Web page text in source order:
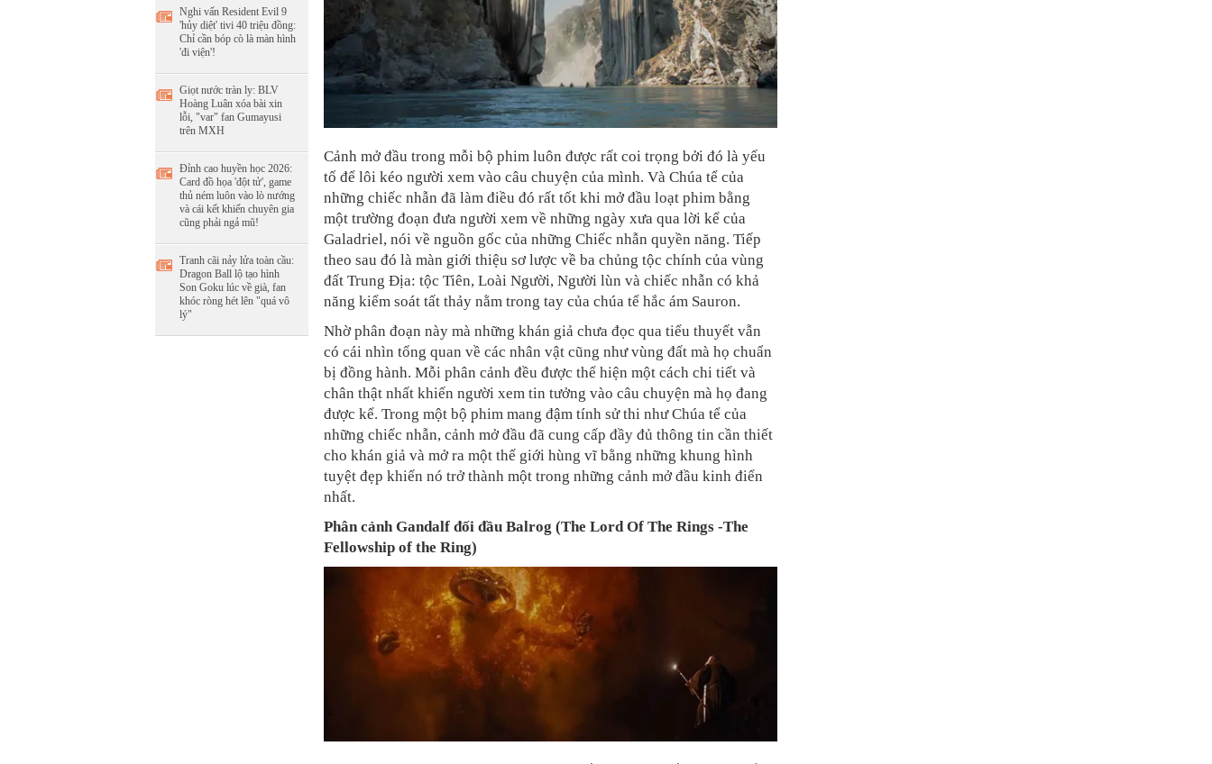
Nghi vấn Resident Evil 9
'hủy diệt' tivi 40 triệu đồng:
Chỉ cần bóp cò là màn hình
'đi viện'!
Giọt nước tràn ly: BLV
Hoàng Luân xóa bài xin
lỗi, "var" fan Gumayusi
trên MXH
Đỉnh cao huyền học 2026:
Card đồ họa 'đột tử', game
thủ ném luôn vào lò nướng
và cái kết khiến chuyên gia
cũng phải ngả mũ!
Tranh cãi nảy lửa toàn cầu:
Dragon Ball lộ tạo hình
Son Goku lúc về già, fan
khóc ròng hét lên "quá vô
lý"
Cảnh mở đầu trong mỗi bộ phim luôn được rất coi trọng bởi đó là yếu
tố để lôi kéo người xem vào câu chuyện của mình. Và Chúa tể của
những chiếc nhẫn đã làm điều đó rất tốt khi mở đầu loạt phim bằng
một trường đoạn đưa người xem về những ngày xưa qua lời kể của
Galadriel, nói về nguồn gốc của những Chiếc nhẫn quyền năng. Tiếp
theo sau đó là màn giới thiệu sơ lược về ba chủng tộc chính của vùng
đất Trung Địa: tộc Tiên, Loài Người, Người lùn và chiếc nhẫn có khả
năng kiểm soát tất thảy nằm trong tay của chúa tể hắc ám Sauron.
Nhờ phân đoạn này mà những khán giả chưa đọc qua tiểu thuyết vẫn
có cái nhìn tổng quan về các nhân vật cũng như vùng đất mà họ chuẩn
bị đồng hành. Mỗi phân cảnh đều được thể hiện một cách chi tiết và
chân thật nhất khiến người xem tin tưởng vào câu chuyện mà họ đang
được kể. Trong một bộ phim mang đậm tính sử thi như Chúa tể của
những chiếc nhẫn, cảnh mở đầu đã cung cấp đầy đủ thông tin cần thiết
cho khán giả và mở ra một thế giới hùng vĩ bằng những khung hình
tuyệt đẹp khiến nó trở thành một trong những cảnh mở đầu kinh điển
nhất.
Phân cảnh Gandalf đối đầu Balrog (The Lord Of The Rings -The
Fellowship of the Ring)